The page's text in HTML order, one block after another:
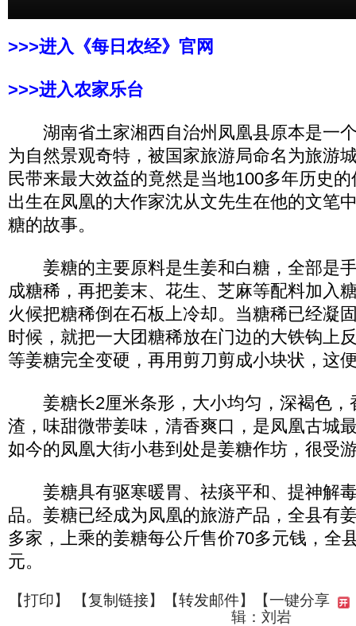
>>>进入《每日农经》官网
>>>进入农家乐台
湖南省土家湘西自治州凤凰县原本是一
为自然景观奇特，被国家旅游局命名为旅游
民带来最大效益的竟然是当地100多年历史
出生在凤凰的大作家沈从文先生在他的文笔
糖的故事。
姜糖的主要原料是生姜和白糖，全部是
成糖稀，再把姜末、花生、芝麻等配料加入
火候把糖稀倒在石板上冷却。当糖稀已经凝
时候，就把一大团糖稀放在门边的大铁钩上
等姜糖完全变硬，再用剪刀剪成小块状，这
姜糖长2厘米条形，大小均匀，深褐色，
渣，味甜微带姜味，清香爽口，是凤凰古城
如今的凤凰大街小巷到处是姜糖作坊，很受
姜糖具有驱寒暖胃、祛痰平和、提神解
品。姜糖已经成为凤凰的旅游产品，全县有
多家，上乘的姜糖每公斤售价70多元钱，全
元。
【打印】 【复制链接】【转发邮件】
【一键分享
辑：刘岩